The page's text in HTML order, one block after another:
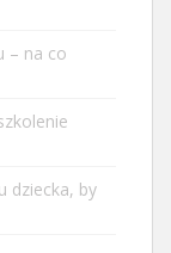
– na co
dziecka, by